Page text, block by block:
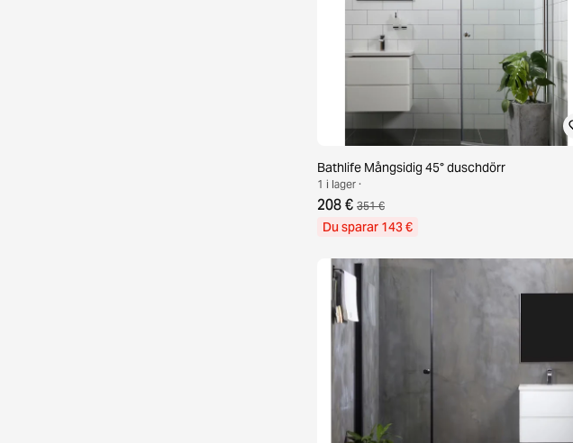
Bathlife Mångsidig 45° duschdörr
1 i lager ·
208 € 351 €
Du sparar 143 €